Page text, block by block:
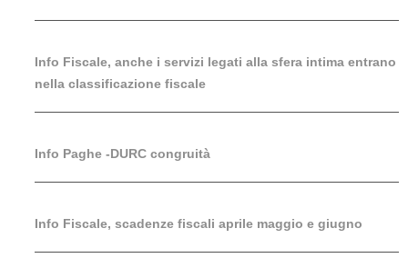
Info Fiscale, anche i servizi legati alla sfera intima entrano
nella classificazione fiscale
Info Paghe -DURC congruità
Info Fiscale, scadenze fiscali aprile maggio e giugno